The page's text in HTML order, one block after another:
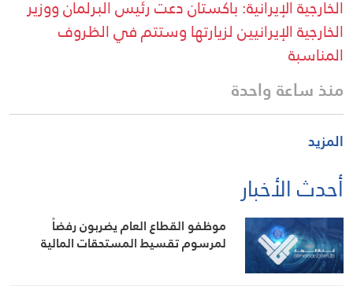
الخارجية الإيرانية: باكستان دعت رئيس البرلمان ووزير
الخارجية الإيرانيين لزيارتها وستتم في الظروف
المناسبة
منذ ساعة واحدة
المزيد
أحدث الأخبار
موظفو القطاع العام يضربون رفضاً
لمرسوم تقسيط المستحقات المالية